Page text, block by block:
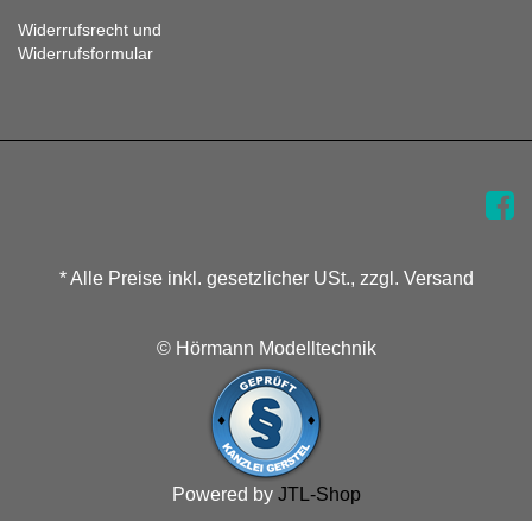
Widerrufsrecht und
Widerrufsformular
* Alle Preise inkl. gesetzlicher USt., zzgl. Versand
© Hörmann Modelltechnik
Powered by JTL-Shop